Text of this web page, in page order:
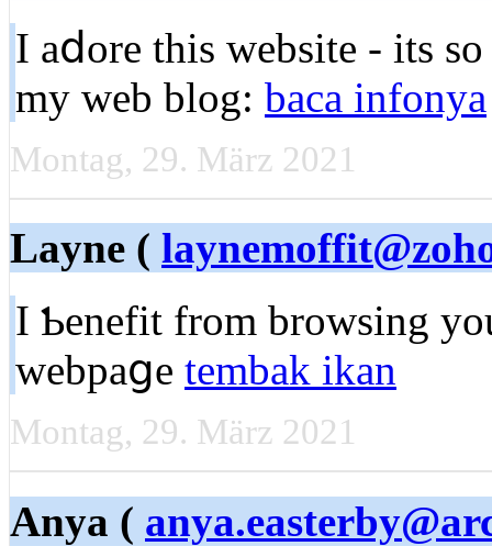
I aⅾore this website - its
my web blog: baca infonya
Montag, 29. März 2021
Layne (
I Ƅenefit from brоwѕing
webpaցe tembak ikan
Montag, 29. März 2021
Anya (